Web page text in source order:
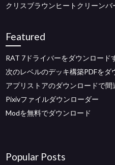
クリスブラウンヒートクリーン
Featured
RAT 7ドライバーをダウンロード
次のレベルのデッキ構築PDFをダ
アプリストアのダウンロードで
Pixivファイルダウンローダー
Modを無料でダウンロード
Popular Posts